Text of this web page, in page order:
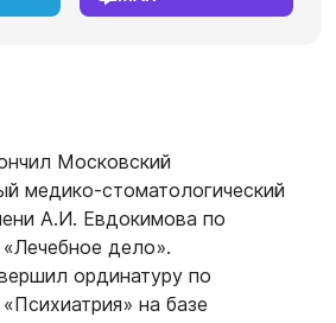
Московский
медико-стоматологический
А.И. Евдокимова по
дело».
ординатуру по
на базе